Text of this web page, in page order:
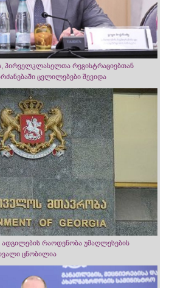
პირველკლასელთა რეგისტრაციებთან
ცვლილებები შევიდა
რაოდენობა უმაღლესების
ცნობილია